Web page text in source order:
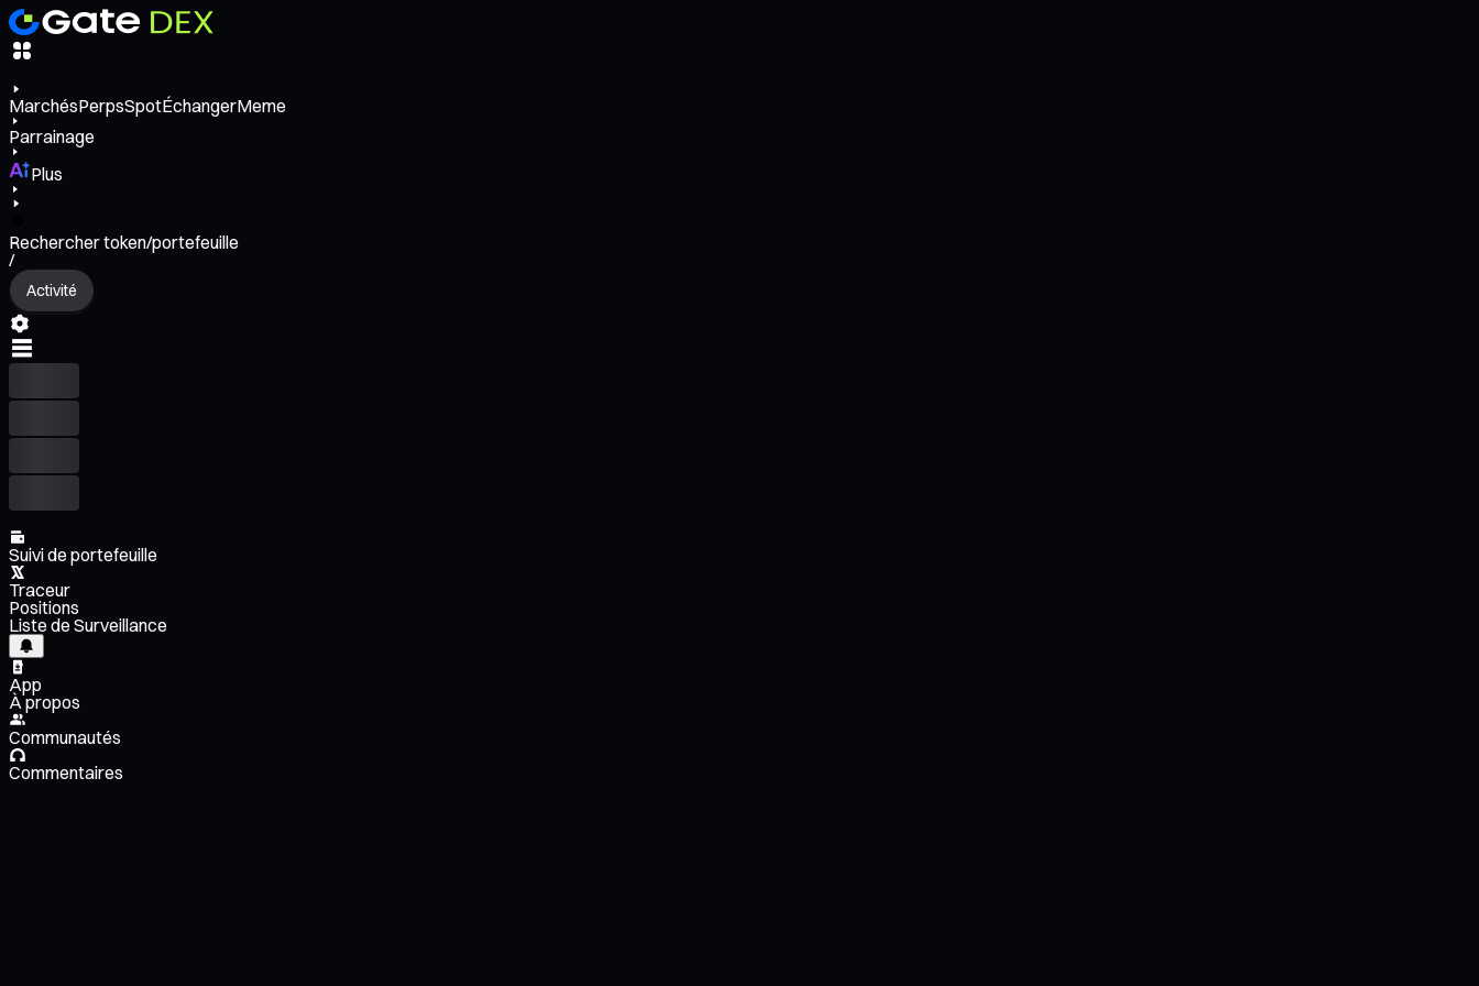
MarchésPerpsSpotÉchangerMeme
Parrainage
Plus
Rechercher token/portefeuille
/
Activité
Suivi de portefeuille
Traceur
Positions
Liste de Surveillance
App
À propos
Communautés
Commentaires